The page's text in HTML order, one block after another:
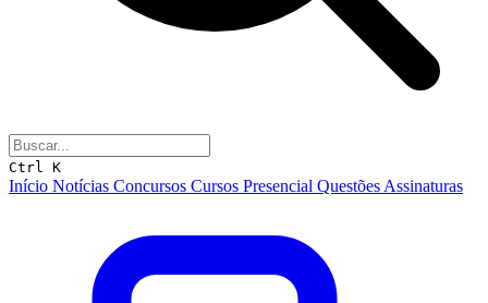
Ctrl K
Início Notícias Concursos Cursos Presencial Questões Assinaturas